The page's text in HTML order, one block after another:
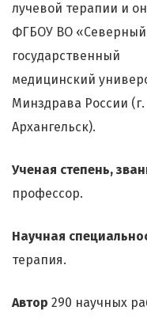
лучевой терапии и
ФГБОУ ВО «Северный
государственный
медицинский
Минздрава России (г.
Архангельск).
Ученая степень,
профессор.
Научная
терапия.
Автор 290 научных